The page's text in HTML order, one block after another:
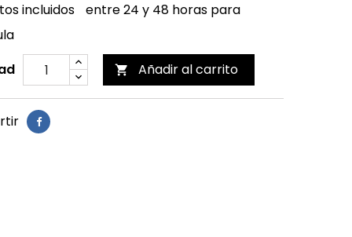
incluidos
entre 24 y 48 horas para
 Añadir al carrito